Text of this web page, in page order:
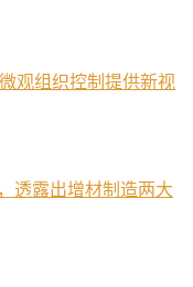
观组织控制提供新视
透露出增材制造两大